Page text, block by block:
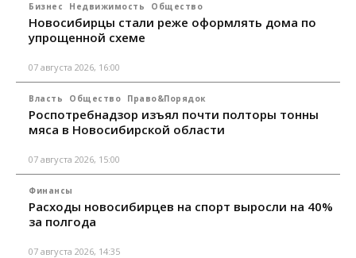
Бизнес Недвижимость Общество
Новосибирцы стали реже оформлять дома по
упрощенной схеме
07 августа 2026, 16:00
Власть Общество Право&Порядок
Роспотребнадзор изъял почти полторы тонны
мяса в Новосибирской области
07 августа 2026, 15:00
Финансы
Расходы новосибирцев на спорт выросли на 40%
за полгода
07 августа 2026, 14:35